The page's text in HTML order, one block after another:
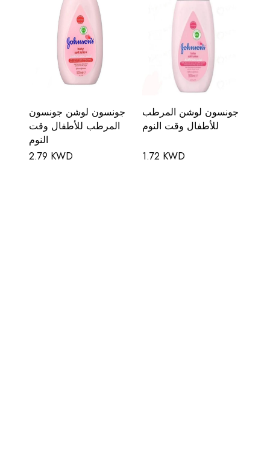
جونسون لوشن جونسون
المرطب للأطفال وقت
النوم
2.79 KWD
جونسون لوشن المرطب
للأطفال وقت النوم
1.72 KWD